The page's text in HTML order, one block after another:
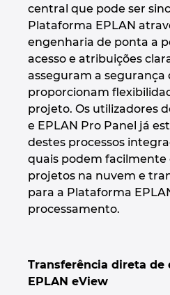
central que pode ser
Plataforma EPLAN
engenharia de ponta a
acesso e atribuições
asseguram a segurança
proporcionam
projeto. Os utilizadores
e EPLAN Pro Panel já
destes processos
quais podem facilmente
projetos na nuvem e
para a Plataforma
processamento.
Transferência direta de
EPLAN eView
Romania
Serbia
Singapore
Slovakia
Slovenia
South Africa
Spain